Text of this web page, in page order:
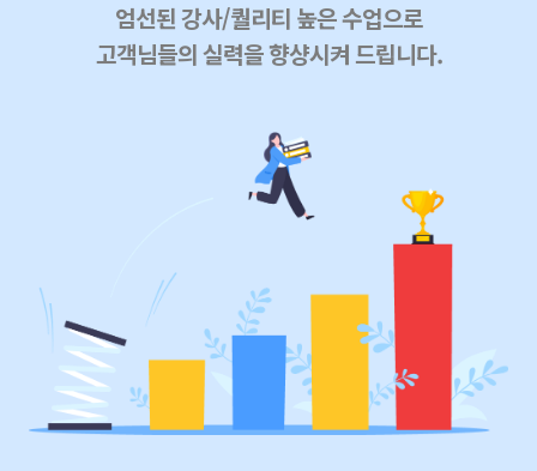
엄선된 강사/퀄리티 높은 수업으로
고객님들의 실력을 향샹시켜 드립니다.